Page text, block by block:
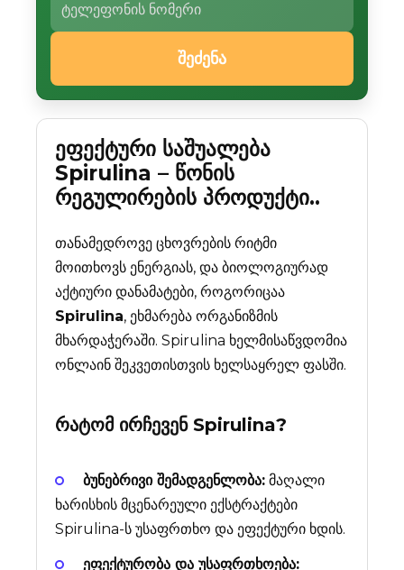
შეძენა
ეფექტური საშუალება
Spirulina – წონის
რეგულირების პროდუქტი..
თანამედროვე ცხოვრების რიტმი
მოითხოვს ენერგიას, და ბიოლოგიურად
აქტიური დანამატები, როგორიცაა
Spirulina, ეხმარება ორგანიზმის
მხარდაჭერაში. Spirulina ხელმისაწვდომია
ონლაინ შეკვეთისთვის ხელსაყრელ ფასში.
რატომ ირჩევენSpirulina?
ბუნებრივი შემადგენლობა: მაღალი
ხარისხის მცენარეული ექსტრაქტები
Spirulina-ს უსაფრთხო და ეფექტური ხდის.
ეფექტურობა და უსაფრთხოება: